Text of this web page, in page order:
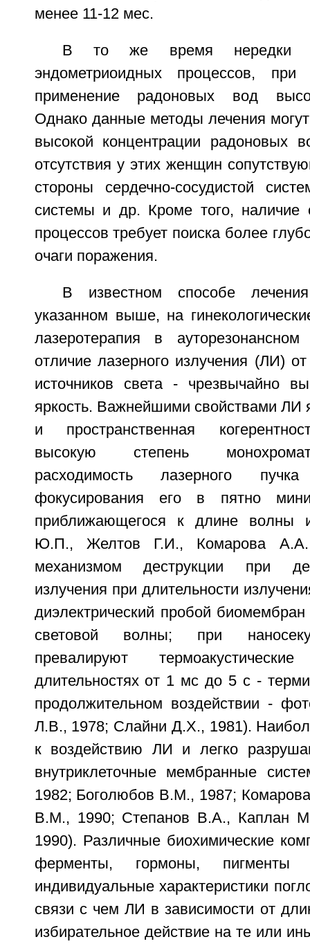
менее 11-12 мес.
В то же время нередки
эндометриоидных процессов, при
применение радоновых вод
Однако данные методы лечения
высокой концентрации радоновых
отсутствия у этих женщин
стороны сердечно-сосудистой
системы и др. Кроме того, наличие
процессов требует поиска более
очаги поражения.
В известном способе
указанном выше, на
лазеротерапия в
отличие лазерного излучения (ЛИ)
источников света - чрезвычайно
яркость. Важнейшими свойствами ЛИ
и пространственная
высокую степень
расходимость лазерного
фокусирования его в пятно
приближающегося к длине волны
Ю.П., Желтов Г.И., Комарова
механизмом деструкции при
излучения при длительности
диэлектрический пробой
световой волны; при
превалируют
длительностях от 1 мс до 5 с -
продолжительном воздействии -
Л.В., 1978; Слайни Д.Х., 1981).
к воздействию ЛИ и легко
внутриклеточные мембранные
1982; Боголюбов В.М., 1987;
В.М., 1990; Степанов В.А., Каплан
1990). Различные биохимические
ферменты, гормоны,
индивидуальные характеристики
связи с чем ЛИ в зависимости от
избирательное действие на те или